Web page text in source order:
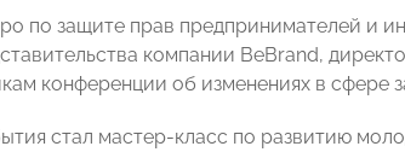
по защите прав предпринимателей
компании BeBrand,
конференции об изменениях в сфере
стал мастер-класс по развитию